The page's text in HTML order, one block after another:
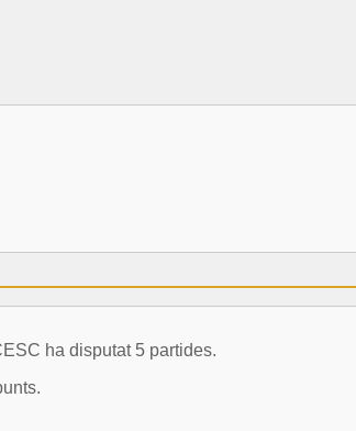
ha disputat 5 partides.